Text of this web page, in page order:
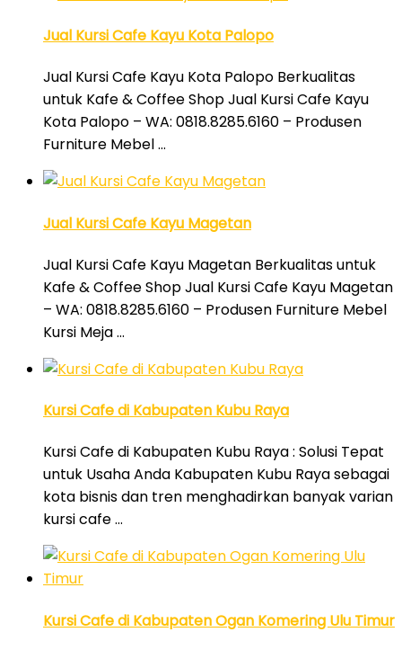
Jual Kursi Cafe Kayu Kota Palopo
Jual Kursi Cafe Kayu Kota Palopo Berkualitas
untuk Kafe & Coffee Shop Jual Kursi Cafe Kayu
Kota Palopo – WA: 0818.8285.6160 – Produsen
Furniture Mebel …
Jual Kursi Cafe Kayu Magetan
Jual Kursi Cafe Kayu Magetan Berkualitas untuk
Kafe & Coffee Shop Jual Kursi Cafe Kayu Magetan
– WA: 0818.8285.6160 – Produsen Furniture Mebel
Kursi Meja …
Kursi Cafe di Kabupaten Kubu Raya
Kursi Cafe di Kabupaten Kubu Raya : Solusi Tepat
untuk Usaha Anda Kabupaten Kubu Raya sebagai
kota bisnis dan tren menghadirkan banyak varian
kursi cafe …
Kursi Cafe di Kabupaten Ogan Komering Ulu Timur